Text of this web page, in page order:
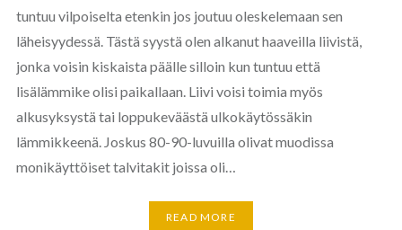
tuntuu vilpoiselta etenkin jos joutuu oleskelemaan sen
läheisyydessä. Tästä syystä olen alkanut haaveilla liivistä,
jonka voisin kiskaista päälle silloin kun tuntuu että
lisälämmike olisi paikallaan. Liivi voisi toimia myös
alkusyksystä tai loppukeväästä ulkokäytössäkin
lämmikkeenä. Joskus 80-90-luvuilla olivat muodissa
monikäyttöiset talvitakit joissa oli…
READ MORE